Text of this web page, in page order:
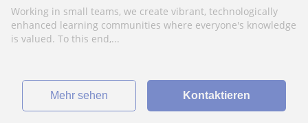
Working in small teams, we create vibrant, technologically
enhanced learning communities where everyone's knowledge
is valued. To this end,...
Mehr sehen Kontaktieren